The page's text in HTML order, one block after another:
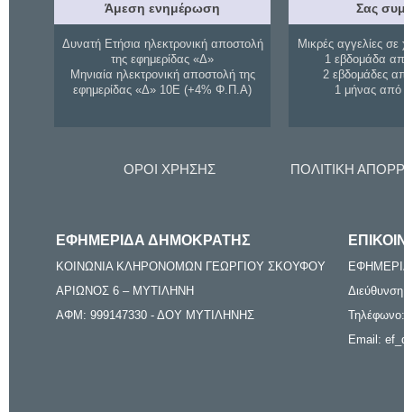
Άμεση ενημέρωση
Δυνατή Ετήσια ηλεκτρονική αποστολή
της εφημερίδας «Δ»
Μηνιαία ηλεκτρονική αποστολή της
εφημερίδας «Δ» 10Ε (+4% Φ.Π.Α)
Σας
Μικρές αγγελίες σε
1 εβδομάδα
2 εβδομάδες
1 μήνας
ΟΡΟΙ ΧΡΗΣΗΣ ΠΟΛΙΤΙΚΗ
ΕΦΗΜΕΡΙΔΑ ΔΗΜΟΚΡΑΤΗΣ
ΚΟΙΝΩΝΙΑ ΚΛΗΡΟΝΟΜΩΝ ΓΕΩΡΓΙΟΥ ΣΚΟΥΦΟΥ
ΑΡΙΩΝΟΣ 6 – ΜΥΤΙΛΗΝΗ
ΑΦΜ: 999147330 - ΔΟΥ ΜΥΤΙΛΗΝΗΣ
Email: